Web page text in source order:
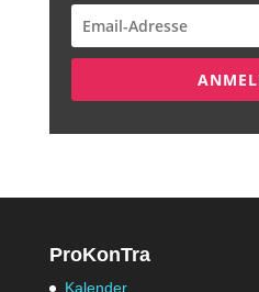
ProKonTra
Kalender